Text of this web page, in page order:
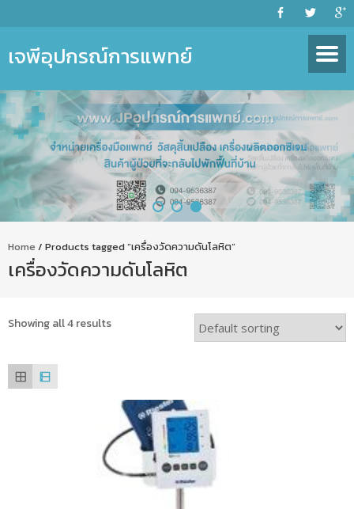
เจพีอุปกรณ์การแพทย์
Home / Products tagged “เครื่องวัดความดันโลหิต”
เครื่องวัดความดันโลหิต
Showing all 4 results